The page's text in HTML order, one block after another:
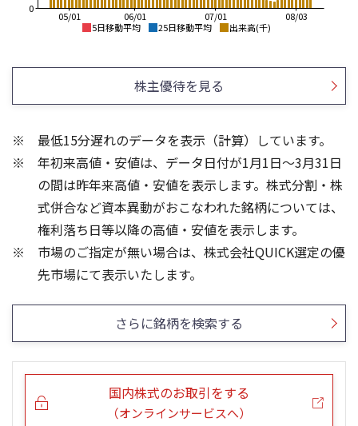
5日移動平均 25日移動平均 出来高(千)
08/03
07/01
06/01
05/01
0
25/12
25/10
25/08
25/06
25/04
400
500
24/01
23/01
22/01
21/01
200
300
700
800
900
100
株主優待を見る
最低15分遅れのデータを表示（計算）しています。
年初来高値・安値は、データ日付が1月1日～3月31日
の間は昨年来高値・安値を表示します。株式分割・株
式併合など資本異動がおこなわれた銘柄については、
権利落ち日等以降の高値・安値を表示します。
市場のご指定が無い場合は、株式会社QUICK選定の優
先市場にて表示いたします。
さらに銘柄を検索する
国内株式のお取引をする
（オンラインサービスへ）